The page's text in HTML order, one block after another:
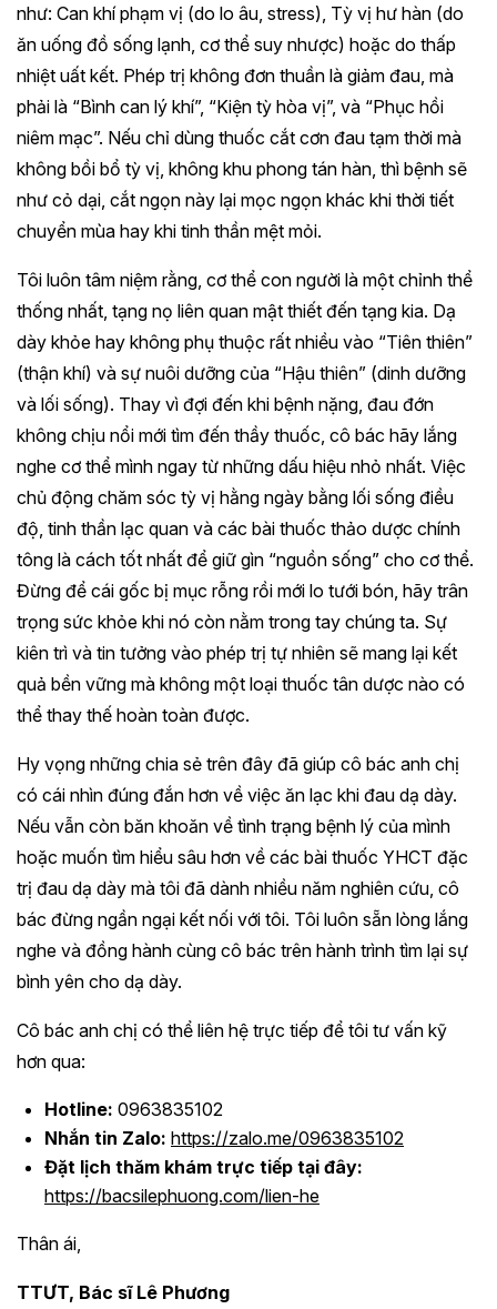
như: Can khí phạm vị (do lo âu, stress), Tỳ vị hư hàn (do
ăn uống đồ sống lạnh, cơ thể suy nhược) hoặc do thấp
nhiệt uất kết. Phép trị không đơn thuần là giảm đau, mà
phải là “Bình can lý khí”, “Kiện tỳ hòa vị”, và “Phục hồi
niêm mạc”. Nếu chỉ dùng thuốc cắt cơn đau tạm thời mà
không bồi bổ tỳ vị, không khu phong tán hàn, thì bệnh sẽ
như cỏ dại, cắt ngọn này lại mọc ngọn khác khi thời tiết
chuyển mùa hay khi tinh thần mệt mỏi.
Tôi luôn tâm niệm rằng, cơ thể con người là một chỉnh thể
thống nhất, tạng nọ liên quan mật thiết đến tạng kia. Dạ
dày khỏe hay không phụ thuộc rất nhiều vào “Tiên thiên”
(thận khí) và sự nuôi dưỡng của “Hậu thiên” (dinh dưỡng
và lối sống). Thay vì đợi đến khi bệnh nặng, đau đớn
không chịu nổi mới tìm đến thầy thuốc, cô bác hãy lắng
nghe cơ thể mình ngay từ những dấu hiệu nhỏ nhất. Việc
chủ động chăm sóc tỳ vị hằng ngày bằng lối sống điều
độ, tinh thần lạc quan và các bài thuốc thảo dược chính
tông là cách tốt nhất để giữ gìn “nguồn sống” cho cơ thể.
Đừng để cái gốc bị mục rỗng rồi mới lo tưới bón, hãy trân
trọng sức khỏe khi nó còn nằm trong tay chúng ta. Sự
kiên trì và tin tưởng vào phép trị tự nhiên sẽ mang lại kết
quả bền vững mà không một loại thuốc tân dược nào có
thể thay thế hoàn toàn được.
Hy vọng những chia sẻ trên đây đã giúp cô bác anh chị
có cái nhìn đúng đắn hơn về việc ăn lạc khi đau dạ dày.
Nếu vẫn còn băn khoăn về tình trạng bệnh lý của mình
hoặc muốn tìm hiểu sâu hơn về các bài thuốc YHCT đặc
trị đau dạ dày mà tôi đã dành nhiều năm nghiên cứu, cô
bác đừng ngần ngại kết nối với tôi. Tôi luôn sẵn lòng lắng
nghe và đồng hành cùng cô bác trên hành trình tìm lại sự
bình yên cho dạ dày.
Cô bác anh chị có thể liên hệ trực tiếp để tôi tư vấn kỹ
hơn qua:
Hotline: 0963835102
Nhắn tin Zalo: https://zalo.me/0963835102
Đặt lịch thăm khám trực tiếp tại đây:
https://bacsilephuong.com/lien-he
Thân ái,
TTƯT, Bác sĩ Lê Phương